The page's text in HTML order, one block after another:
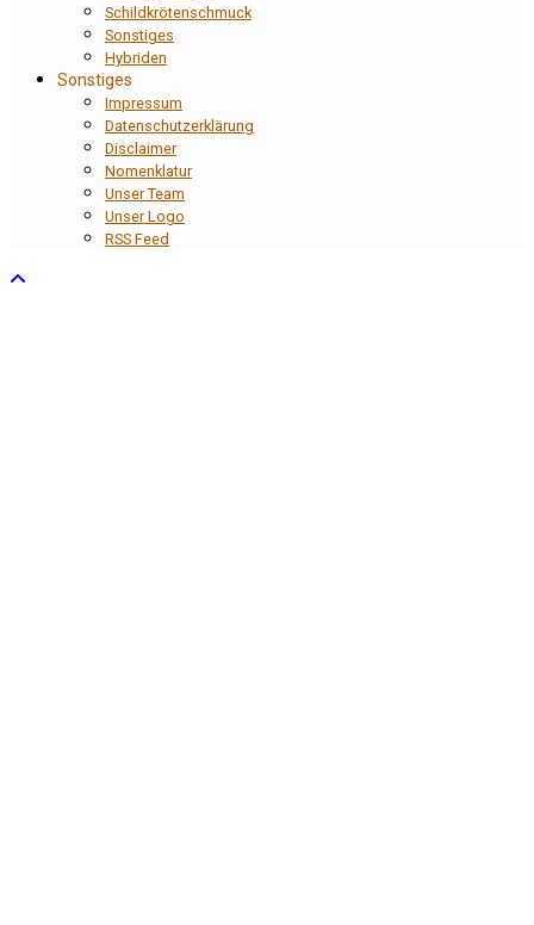
Schildkrötenschmuck
Sonstiges
Hybriden
Sonstiges
Impressum
Datenschutzerklärung
Disclaimer
Nomenklatur
Unser Team
Unser Logo
RSS Feed